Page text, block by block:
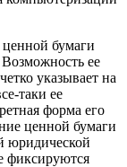
бумаги
ее
указывает на
таки ее
форма его
ценной бумаги
юридической
фиксируются